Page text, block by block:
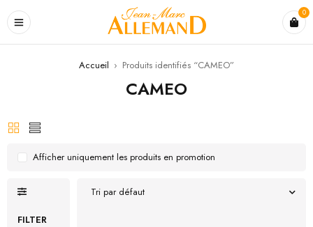
0
Accueil › Produits identifiés “CAMEO”
CAMEO
FILTER
Tri par défaut
Afficher uniquement les produits en promotion